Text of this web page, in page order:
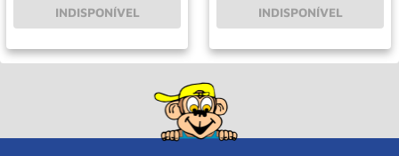
INDISPONÍVEL INDISPONÍVEL